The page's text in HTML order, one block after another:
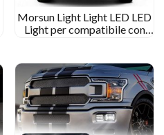
Morsun Light Light LED LED
Light per compatibile con
Pickup Truck